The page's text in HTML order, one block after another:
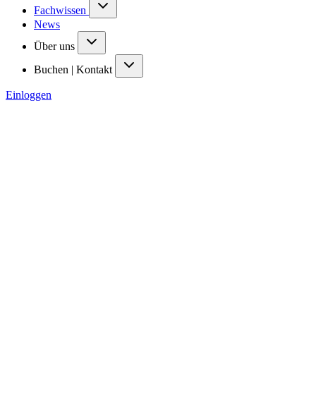
Fachwissen
News
Über uns
Buchen | Kontakt
Einloggen